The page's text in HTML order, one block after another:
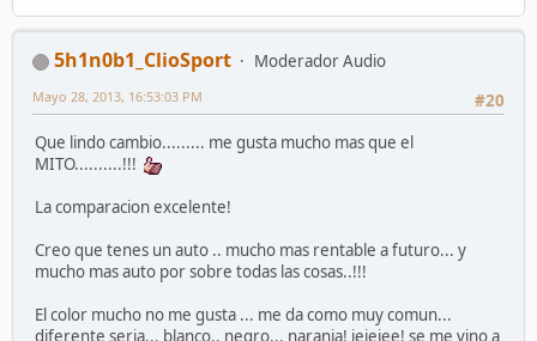
5h1n0b1_ClioSport
Moderador Audio
#20
Mayo 28, 2013, 16:53:03 PM
Que lindo cambio......... me gusta mucho mas que el
MITO..........!!!
La comparacion excelente!
Creo que tenes un auto .. mucho mas rentable a futuro... y
mucho mas auto por sobre todas las cosas..!!!
El color mucho no me gusta ... me da como muy comun...
diferente seria... blanco.. negro... naranja! jejejee! se me vino a